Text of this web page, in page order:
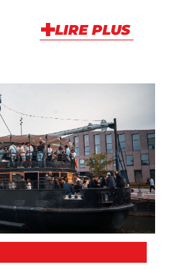
LIRE PLUS
,CLUBS,